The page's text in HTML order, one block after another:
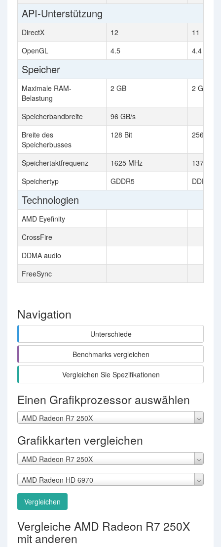
API-Unterstützung
DirectX 12
11
OpenGL
4.5 4.4
Speicher
Maximale RAM-
Belastung
2 GB 2 GB
Speicherbandbreite
96 GB/s
Breite des
Speicherbusses
128 Bit 256 Bit
Speichertaktfrequenz 1625 MHz
1375
Speichertyp
GDDR5 DDR5
Technologien
AMD Eyefinity
CrossFire
DDMA audio
FreeSync
Navigation
Unterschiede
Benchmarks vergleichen
Vergleichen Sie Spezifikationen
Einen Grafikprozessor auswählen
AMD Radeon R7 250X
Grafikkarten vergleichen
AMD Radeon R7 250X
AMD Radeon HD 6970
Vergleichen
Vergleiche AMD Radeon R7 250X
mit anderen